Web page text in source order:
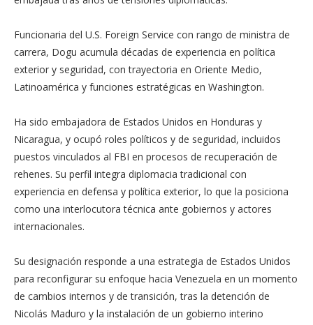
Funcionaria del U.S. Foreign Service con rango de ministra de
carrera, Dogu acumula décadas de experiencia en política
exterior y seguridad, con trayectoria en Oriente Medio,
Latinoamérica y funciones estratégicas en Washington.
Ha sido embajadora de Estados Unidos en Honduras y
Nicaragua, y ocupó roles políticos y de seguridad, incluidos
puestos vinculados al FBI en procesos de recuperación de
rehenes. Su perfil integra diplomacia tradicional con
experiencia en defensa y política exterior, lo que la posiciona
como una interlocutora técnica ante gobiernos y actores
internacionales.
Su designación responde a una estrategia de Estados Unidos
para reconfigurar su enfoque hacia Venezuela en un momento
de cambios internos y de transición, tras la detención de
Nicolás Maduro y la instalación de un gobierno interino